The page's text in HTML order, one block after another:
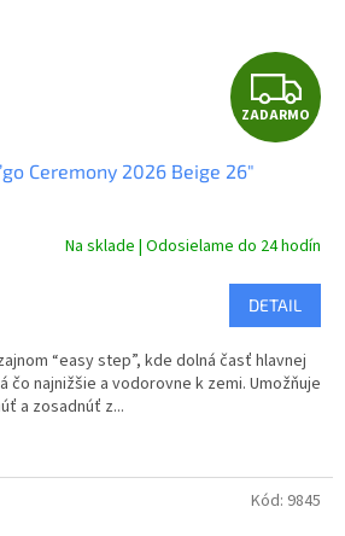
Z
A
A
R
M
O
ZADARMO
Ceremony 2026 Beige 26"
Na sklade | Odosielame do 24 hodín
DETAIL
“easy step”, kde dolná časť hlavnej
čo najnižšie a vodorovne k zemi. Umožňuje
a zosadnúť z...
Kód: 9845